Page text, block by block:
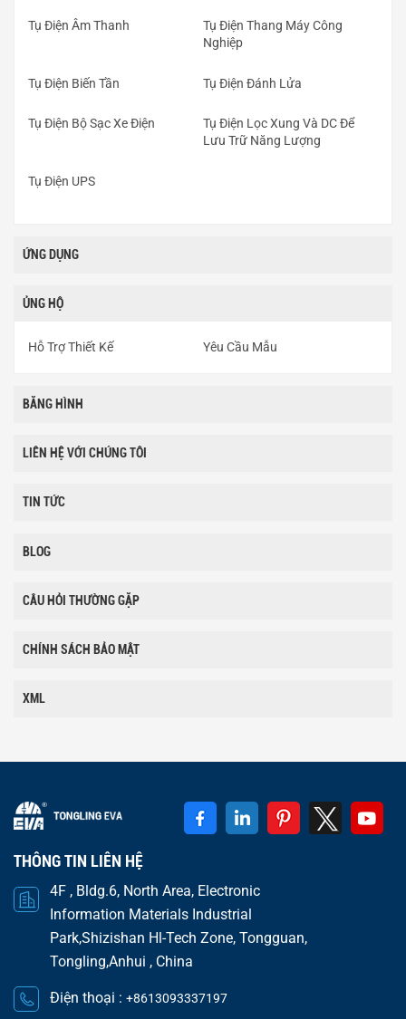
Tụ Điện Âm Thanh
Tụ Điện Thang Máy Công
Nghiệp
Tụ Điện Biến Tần Tụ Điện Đánh Lửa
Tụ Điện Bộ Sạc Xe Điện
Tụ Điện Lọc Xung Và DC Để
Lưu Trữ Năng Lượng
Tụ Điện UPS
ỨNG DỤNG
ỦNG HỘ
Hỗ Trợ Thiết Kế Yêu Cầu Mẫu
BĂNG HÌNH
LIÊN HỆ VỚI CHÚNG TÔI
TIN TỨC
BLOG
CÂU HỎI THƯỜNG GẶP
CHÍNH SÁCH BẢO MẬT
XML
THÔNG TIN LIÊN HỆ
4F , Bldg.6, North Area, Electronic
Information Materials Industrial
Park,Shizishan Hl-Tech Zone, Tongguan,
Tongling,Anhui , China
Điện thoại : +8613093337197